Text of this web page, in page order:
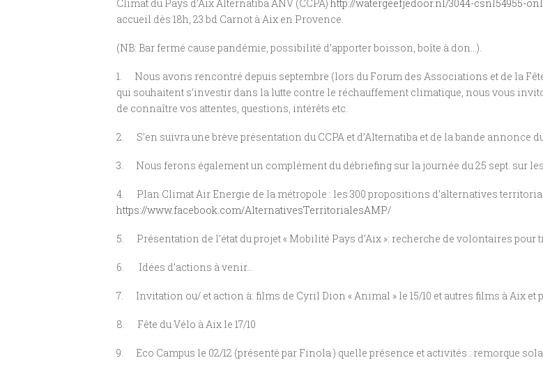
Climat du Pays d’Aix Alternatiba ANV (CCPA) http://watergeefjedoor.nl/3044-csnl54955-
accueil dès 18h, 23 bd Carnot à Aix en Provence.
(NB: Bar fermé cause pandémie, possibilité d’apporter boisson, boîte à don…).
1. Nous avons rencontré depuis septembre (lors du Forum des Associations et de la
qui souhaitent s’investir dans la lutte contre le réchauffement climatique, nous vous
de connaître vos attentes, questions, intérêts etc.
2. S’en suivra une brève présentation du CCPA et d’Alternatiba et de la bande annonce
3. Nous ferons également un complément du débriefing sur la journée du 25 sept. sur
4. Plan Climat Air Energie de la métropole : les 300 propositions d’alternatives
https://www.facebook.com/AlternativesTerritorialesAMP/
5. Présentation de l’état du projet « Mobilité Pays d’Aix »: recherche de volontaires pour
6. Idées d’actions à venir…
7. Invitation ou/ et action à: films de Cyril Dion « Animal » le 15/10 et autres films à Aix et
8. Fête du Vélo à Aix le 17/10
9. Eco Campus le 02/12 (présenté par Finola ) quelle présence et activités : remorque